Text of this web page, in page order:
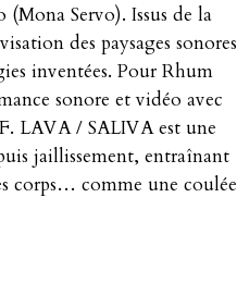
Servo). Issus de la
des paysages sonores
inventées. Pour Rhum
sonore et vidéo avec
LAVA / SALIVA est une
jaillissement, entraînant
corps… comme une coulée